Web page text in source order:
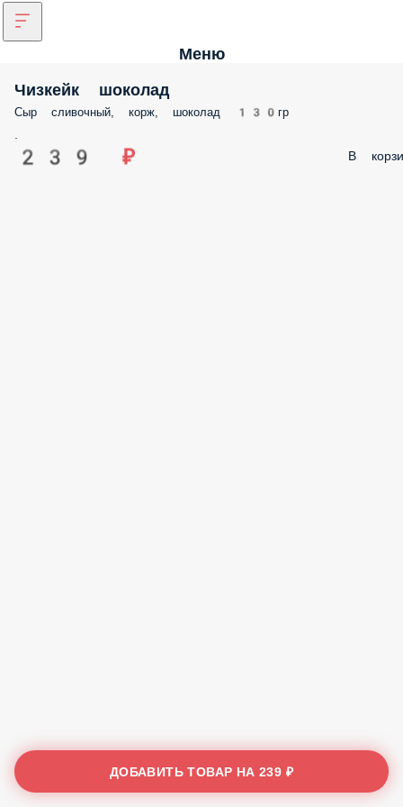
Меню
Чизкейк шоколад
Сыр сливочный, корж, шоколад 130гр
239 ₽ В
ДОБАВИТЬ ТОВАР НА239 ₽